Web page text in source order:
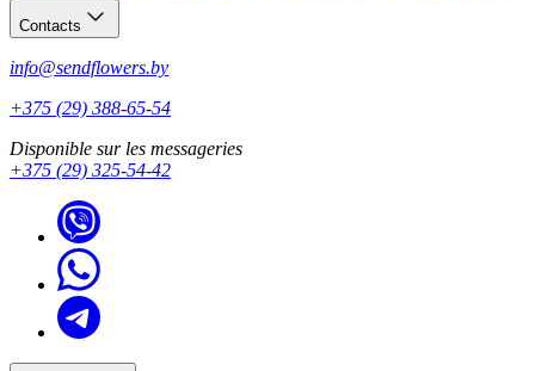
Contacts
info@sendflowers.by
+375 (29) 388-65-54
Disponible sur les messageries
+375 (29) 325-54-42